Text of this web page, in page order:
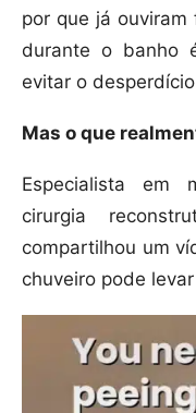
por que já
durante o banho
evitar o
Mas o que
Especialista em
cirurgia
compartilhou um
chuveiro pode